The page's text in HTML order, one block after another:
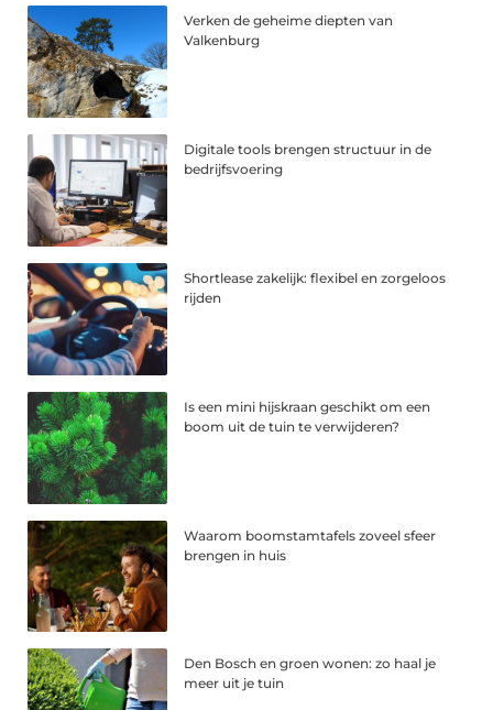
Verken de geheime diepten van
Valkenburg
Digitale tools brengen structuur in de
bedrijfsvoering
Shortlease zakelijk: flexibel en zorgeloos
rijden
Is een mini hijskraan geschikt om een
boom uit de tuin te verwijderen?
Waarom boomstamtafels zoveel sfeer
brengen in huis
Den Bosch en groen wonen: zo haal je
meer uit je tuin